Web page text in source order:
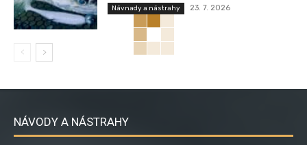
Návnady a nástrahy 23. 7. 2026
NÁVODY A NÁSTRAHY